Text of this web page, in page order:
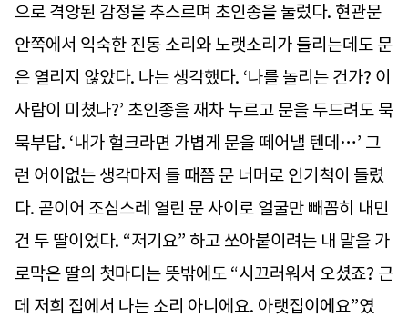
으로 격앙된 감정을 추스르며 초인종을 눌렀다. 현관문
안쪽에서 익숙한 진동 소리와 노랫소리가 들리는데도 문
은 열리지 않았다. 나는 생각했다. ‘나를 놀리는 건가? 이
사람이 미쳤나?’ 초인종을 재차 누르고 문을 두드려도 묵
묵부답. ‘내가 헐크라면 가볍게 문을 떼어낼 텐데…’ 그
런 어이없는 생각마저 들 때쯤 문 너머로 인기척이 들렸
다. 곧이어 조심스레 열린 문 사이로 얼굴만 빼꼼히 내민
건 두 딸이었다. “저기요” 하고 쏘아붙이려는 내 말을 가
로막은 딸의 첫마디는 뜻밖에도 “시끄러워서 오셨죠? 근
데 저희 집에서 나는 소리 아니에요. 아랫집이에요”였